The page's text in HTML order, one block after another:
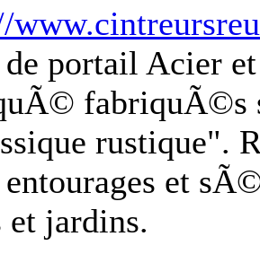
de portail Acier
fabriquÃ©s
rustique".
et
et jardins.